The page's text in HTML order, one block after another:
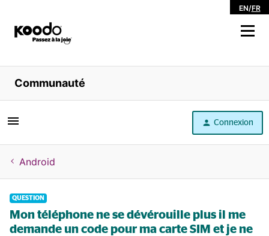
EN/FR
Magasiner
Libre service
Aide
Communauté
Connexion
Android
QUESTION
Mon téléphone ne se dévérouille plus il me
demande un code pour ma carte SIM et je ne